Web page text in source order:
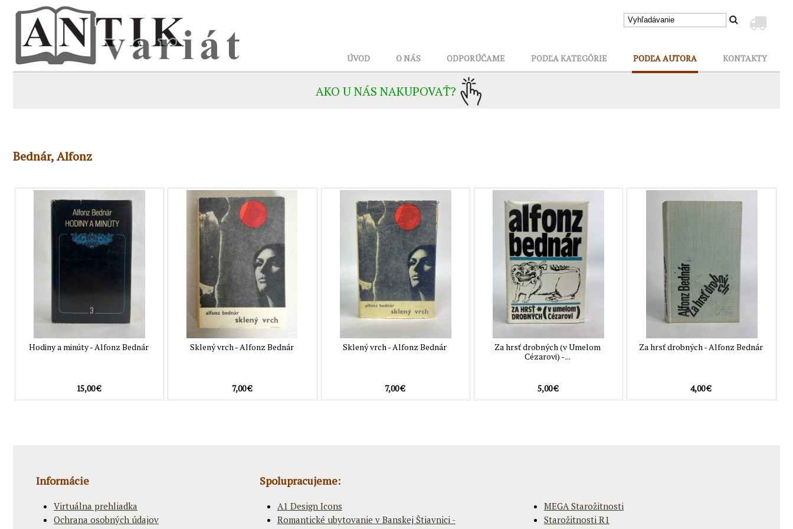
ÚVOD O NÁS ODPORÚČAME PODĽA KATEGÓRIE PODĽA AUTORA KONTAKTY
AKO U NÁS NAKUPOVAŤ?
Bednár, Alfonz
Hodiny a minúty - Alfonz Bednár
15,00 €
Sklený vrch - Alfonz Bednár
7,00 €
Sklený vrch - Alfonz Bednár
7,00 €
Za hrsť drobných (v Umelom
Cézarovi) - ...
5,00 €
Za hrsť drobných - Alfonz Bednár
4,00 €
Informácie
Virtuálna prehliadka
Ochrana osobných údajov
Spolupracujeme:
A1 Design Icons
Romantické ubytovanie v Banskej Štiavnici -
MEGA Starožitnosti
Starožitnosti R1